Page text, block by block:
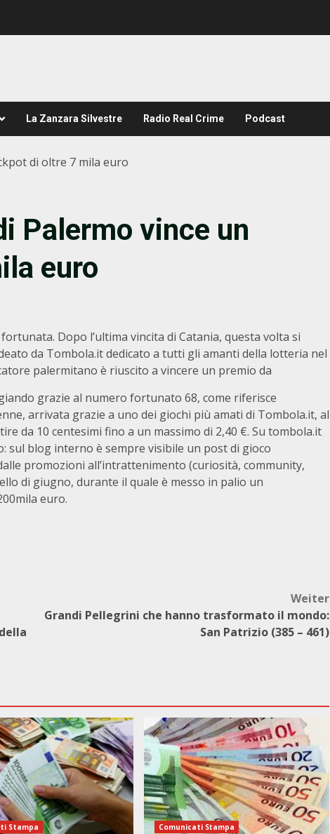
La Zanzara Silvestre Radio Real Crime Podcast
di oltre 7 mila euro
Palermo vince un
euro
Dopo l’ultima vincita di Catania, questa volta si
da Tombola.it dedicato a tutti gli amanti della lotteria nel
palermitano è riuscito a vincere un premio da
grazie al numero fortunato 68, come riferisce
arrivata grazie a uno dei giochi più amati di Tombola.it, al
da 10 centesimi fino a un massimo di 2,40 €. Su tombola.it
sul blog interno è sempre visibile un post di gioco
promozioni all’intrattenimento (curiosità, community,
di giugno, durante il quale è messo in palio un
euro.
Weiter
Grandi Pellegrini che hanno trasformato il mondo:
San Patrizio (385 – 461)
Stampa Comunicati Stampa